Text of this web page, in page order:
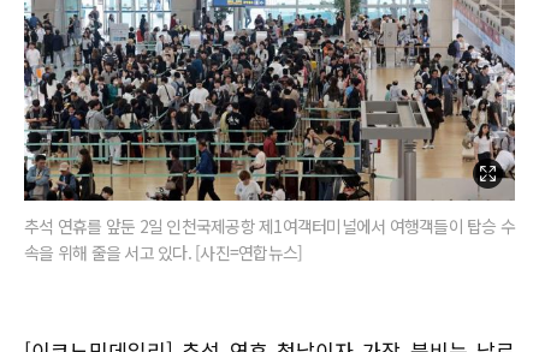
추석 연휴를 앞둔 2일 인천국제공항 제1여객터미널에서 여행객들이 탑승 수
속을 위해 줄을 서고 있다. [사진=연합뉴스]